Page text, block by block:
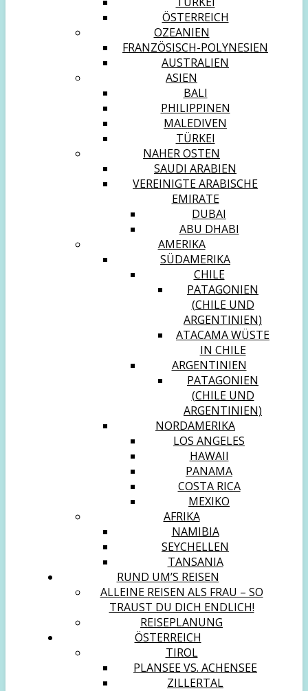
ÖSTERREICH
OZEANIEN
FRANZÖSISCH-POLYNESIEN
AUSTRALIEN
ASIEN
BALI
PHILIPPINEN
MALEDIVEN
TÜRKEI
NAHER OSTEN
SAUDI ARABIEN
VEREINIGTE ARABISCHE
EMIRATE
DUBAI
ABU DHABI
AMERIKA
SÜDAMERIKA
CHILE
PATAGONIEN
(CHILE UND
ARGENTINIEN)
ATACAMA WÜSTE
IN CHILE
ARGENTINIEN
PATAGONIEN
(CHILE UND
ARGENTINIEN)
NORDAMERIKA
LOS ANGELES
HAWAII
PANAMA
COSTA RICA
MEXIKO
AFRIKA
NAMIBIA
SEYCHELLEN
TANSANIA
RUND UM’S REISEN
ALLEINE REISEN ALS FRAU – SO
TRAUST DU DICH ENDLICH!
REISEPLANUNG
ÖSTERREICH
TIROL
PLANSEE VS. ACHENSEE
ZILLERTAL